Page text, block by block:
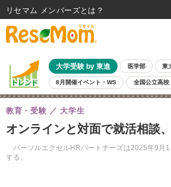
大学受験 by 東進 医学部 東
8月開催イベント・WS 全国公立高校
オンラインと対面で就活相談
パーソルエクセルHRパートナーズは2025年9月
する。
教育・受験 大学生
リセマム メンバーズ